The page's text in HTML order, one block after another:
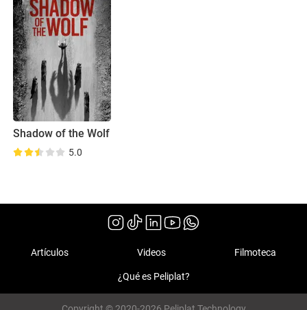
Shadow of the Wolf
5.0
Artículos Videos Filmoteca
¿Qué es Peliplat?